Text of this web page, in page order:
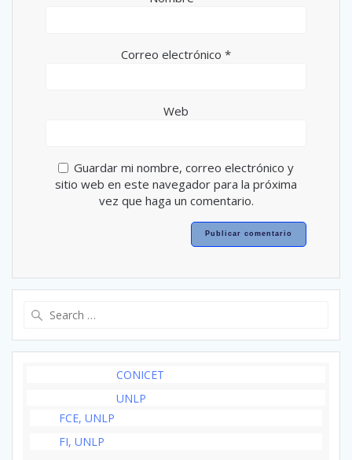
Correo electrónico *
Web
Guardar mi nombre, correo electrónico y
sitio web en este navegador para la próxima
vez que haga un comentario.
CONICET
UNLP
FCE, UNLP
FI, UNLP